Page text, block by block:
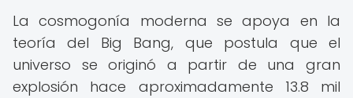
La cosmogonía moderna se apoya en la
teoría del Big Bang, que postula que el
universo se originó a partir de una gran
explosión hace aproximadamente 13.8 mil